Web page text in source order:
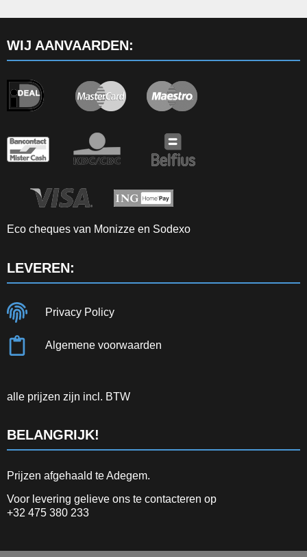
WIJ AANVAARDEN:
Eco cheques van Monizze en Sodexo
LEVEREN:
Privacy Policy
Algemene voorwaarden
alle prijzen zijn incl. BTW
BELANGRIJK!
Prijzen afgehaald te Adegem.
Voor levering gelieve ons te contacteren op
+32 475 380 233